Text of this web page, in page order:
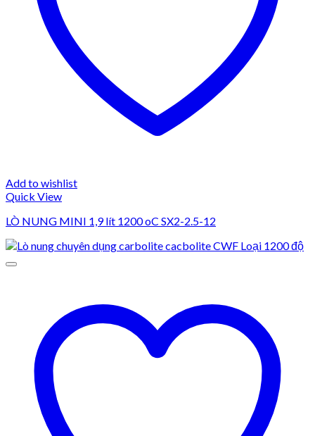
Add to wishlist
Quick View
LÒ NUNG MINI 1,9 lít 1200 oC SX2-2.5-12